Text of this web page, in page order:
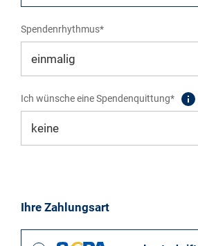
Spendenrhythmus*
Ich wünsche eine Spendenquittung*
Ihre Zahlungsart